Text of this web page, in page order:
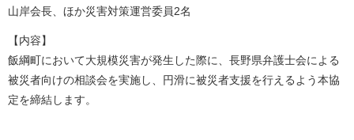
山岸会長、ほか災害対策運営委員2名
【内容】
飯綱町において大規模災害が発生した際に、長野県弁護士会による
被災者向けの相談会を実施し、円滑に被災者支援を行えるよう本協
定を締結します。